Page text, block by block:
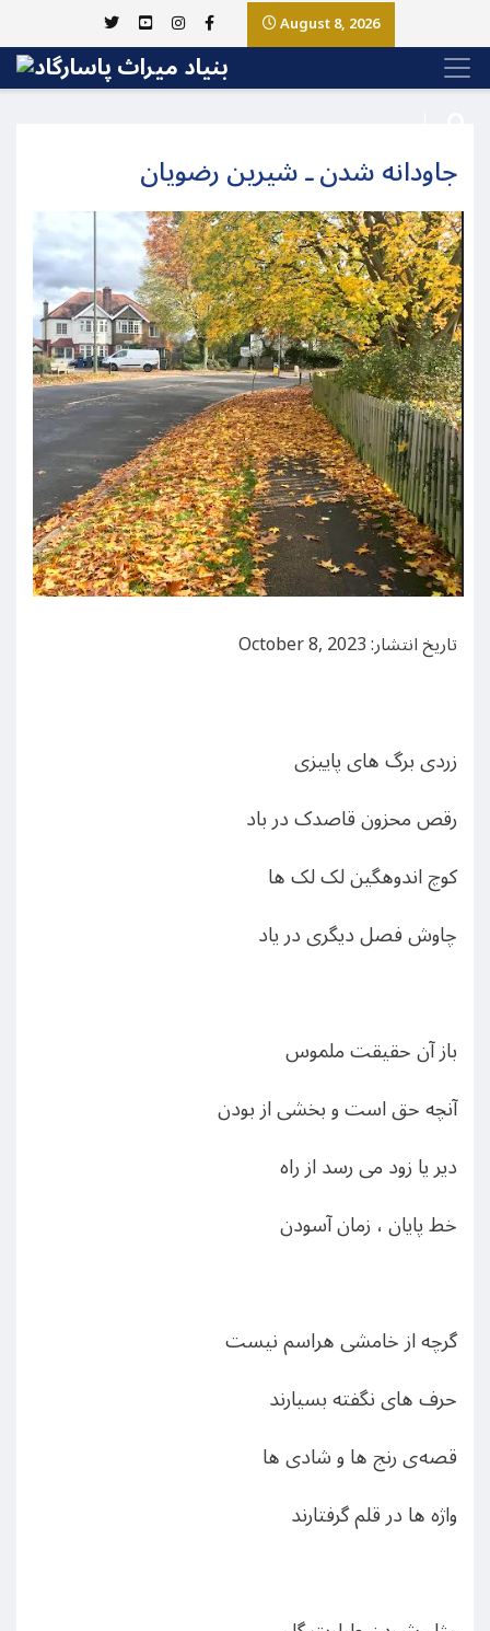
August 8, 2026
جاودانه شدن ـ شیرین رضویان
تاریخ انتشار: October 8, 2023
زردی برگ های پاییزی
رقص محزون قاصدک در باد
کوچ اندوهگین لک لک ها
چاوش فصل دیگری در یاد
باز آن حقیقت ملموس
آنچه حق است و بخشی از بودن
دیر یا زود می رسد از راه
خط پایان ، زمان آسودن
گرچه از خامشی هراسم نیست
حرف های نگفته بسیارند
قصهی رنج ها و شادی ها
واژه ها در قلم گرفتارند